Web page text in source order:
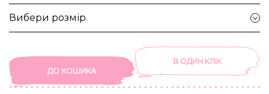
Вибери розмір
ДО КОШИКА
В ОДИН КЛIК